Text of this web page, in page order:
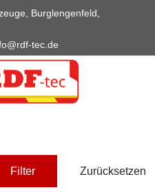
Burglengenfeld,
tec.de
Filter Zurücksetzen